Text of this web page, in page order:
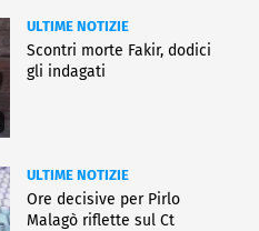
ULTIME NOTIZIE
Scontri morte Fakir, dodici
gli indagati
ULTIME NOTIZIE
Ore decisive per Pirlo
Malagò riflette sul Ct